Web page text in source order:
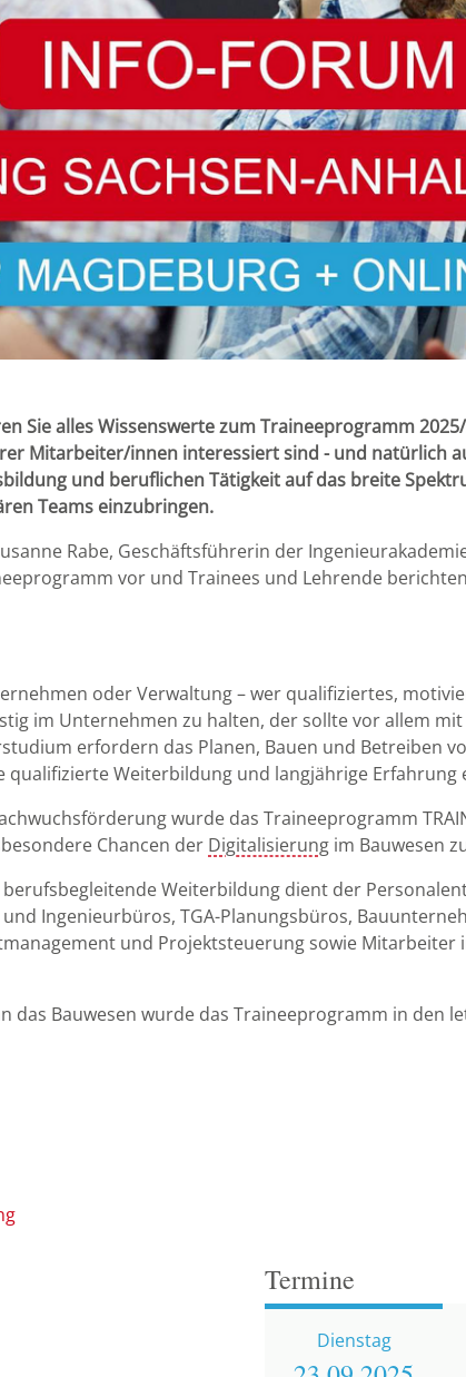
Sie alles Wissenswerte zum Traineeprogramm
Mitarbeiter/innen interessiert sind - und natürlich
und beruflichen Tätigkeit auf das breite
Teams einzubringen.
Rabe, Geschäftsführerin der
vor und Trainees und Lehrende
oder Verwaltung – wer qualifiziertes,
im Unternehmen zu halten, der sollte vor allem
erfordern das Planen, Bauen und Betreiben
qualifizierte Weiterbildung und langjährige Erfahrung
wurde das Traineeprogramm
Chancen der Digitalisierung im Bauwesen
berufsbegleitende Weiterbildung dient der
Ingenieurbüros, TGA-Planungsbüros,
und Projektsteuerung sowie Mitarbeiter
das Bauwesen wurde das Traineeprogramm in den
Termine
Dienstag